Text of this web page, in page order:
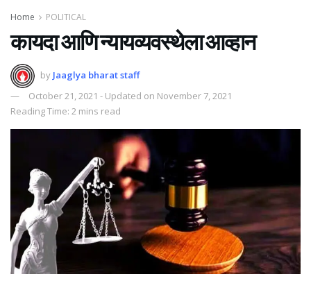
Home POLITICAL
कायदा आणि न्यायव्यवस्थेला आव्हान
by Jaaglya bharat staff
October 21, 2021 - Updated on November 7, 2021
Reading Time: 2 mins read